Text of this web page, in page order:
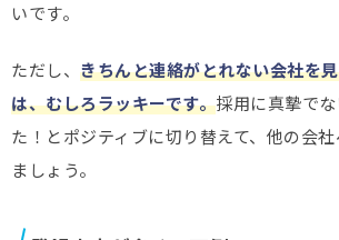
いです。
ただし、 きちんと連絡がとれない会社を
は、むしろラッキーです。採用に真摯で
た！とポジティブに切り替えて、他の会
ましょう。